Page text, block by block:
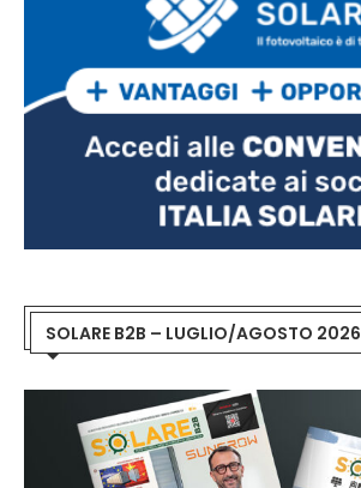
SOLARE B2B – LUGLIO/AGOSTO 2026